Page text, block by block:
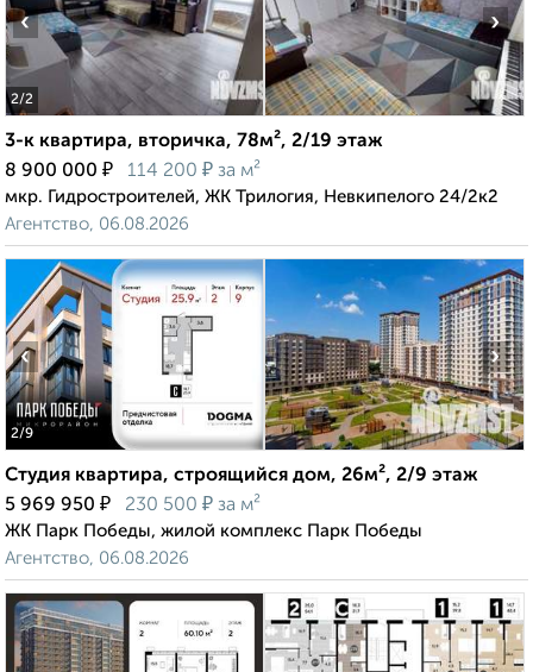
2/2
‹ ›
3-к квартира, вторичка, 78м², 2/19 этаж
8 900 000 ₽ 114 200 ₽ за м²
мкр. Гидростроителей, ЖК Трилогия, Невкипелого 24/2к2
Агентство, 06.08.2026
2/9
‹ ›
Студия квартира, строящийся дом, 26м², 2/9 этаж
5 969 950 ₽ 230 500 ₽ за м²
ЖК Парк Победы, жилой комплекс Парк Победы
Агентство, 06.08.2026